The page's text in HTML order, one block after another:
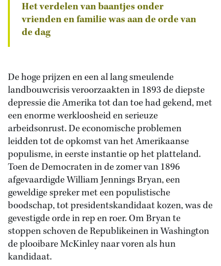
Het verdelen van baantjes onder
vrienden en familie was aan de orde van
de dag
De hoge prijzen en een al lang smeulende
landbouwcrisis veroorzaakten in 1893 de diepste
depressie die Amerika tot dan toe had gekend, met
een enorme werkloosheid en serieuze
arbeidsonrust. De economische problemen
leidden tot de opkomst van het Amerikaanse
populisme, in eerste instantie op het platteland.
Toen de Democraten in de zomer van 1896
afgevaardigde William Jennings Bryan, een
geweldige spreker met een populistische
boodschap, tot presidentskandidaat kozen, was de
gevestigde orde in rep en roer. Om Bryan te
stoppen schoven de Republikeinen in Washington
de plooibare McKinley naar voren als hun
kandidaat.